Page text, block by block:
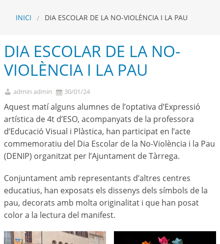
INICI DIA ESCOLAR DE LA NO-VIOLÈNCIA I LA PAU
DIA ESCOLAR DE LA NO-
VIOLÈNCIA I LA PAU
admin admin 30/01/24
Aquest matí alguns alumnes de l’optativa d’Expressió
artística de 4t d’ESO, acompanyats de la professora
d’Educació Visual i Plàstica, han participat en l’acte
commemoratiu del Dia Escolar de la No-Violència i la Pau
(DENIP) organitzat per l’Ajuntament de Tàrrega.
Conjuntament amb representants d’altres centres
educatius, han exposats els dissenys dels símbols de la
pau, decorats amb molta originalitat i que han posat
color a la lectura del manifest.